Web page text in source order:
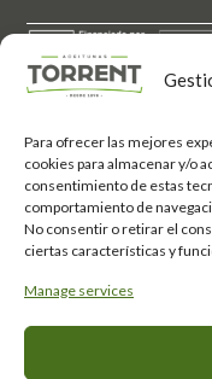
Para ofrecer las mejores
cookies para almacenar y/o
consentimiento de estas
comportamiento de
No consentir o retirar el
ciertas características y
Manage services
Aceitunas
Europeos, cuyo
sostenible y
gracias al
Acción con el
mediante la
online y el
contado con el
Desarrollo